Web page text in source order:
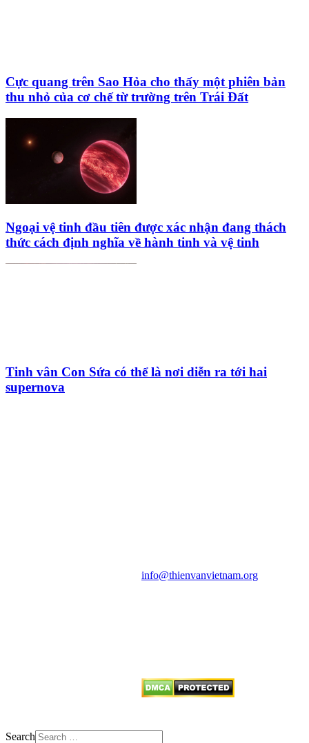
Cực quang trên Sao Hỏa cho thấy một phiên bản
thu nhỏ của cơ chế từ trường trên Trái Đất
Ngoại vệ tinh đầu tiên được xác nhận đang thách
thức cách định nghĩa về hành tinh và vệ tinh
Tinh vân Con Sứa có thể là nơi diễn ra tới hai
supernova
info@thienvanvietnam.org
Search